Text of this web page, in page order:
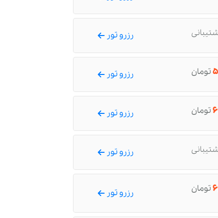
رزرو تور
تومان رزرو تور
تومان رزرو تور
رزرو تور
تومان رزرو تور